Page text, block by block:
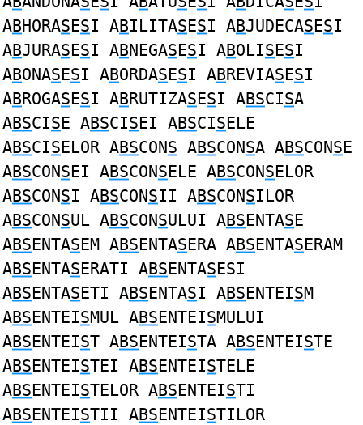
ABHORASESI ABILITASESI ABJUDECASESI
ABJURASESI ABNEGASESI ABOLISESI
ABONASESI ABORDASESI ABREVIASESI
ABROGASESI ABRUTIZASESI ABSCISA
ABSCISE ABSCISEI ABSCISELE
ABSCISELOR ABSCONS ABSCONSA ABSCONSE
ABSCONSEI ABSCONSELE ABSCONSELOR
ABSCONSI ABSCONSII ABSCONSILOR
ABSCONSUL ABSCONSULUI ABSENTASE
ABSENTASEM ABSENTASERA ABSENTASERAM
ABSENTASERATI ABSENTASESI
ABSENTASETI ABSENTASI ABSENTEISM
ABSENTEISMUL ABSENTEISMULUI
ABSENTEIST ABSENTEISTA ABSENTEISTE
ABSENTEISTEI ABSENTEISTELE
ABSENTEISTELOR ABSENTEISTI
ABSENTEISTII ABSENTEISTILOR